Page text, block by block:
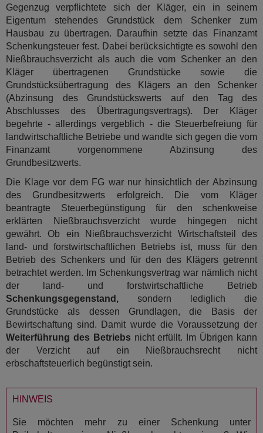
Gegenzug verpflichtete sich der Kläger, ein in seinem
Eigentum stehendes Grundstück dem Schenker zum
Hausbau zu übertragen. Daraufhin setzte das Finanzamt
Schenkungsteuer fest. Dabei berücksichtigte es sowohl den
Nießbrauchsverzicht als auch die vom Schenker an den
Kläger übertragenen Grundstücke sowie die
Grundstücksübertragung des Klägers an den Schenker
(Abzinsung des Grundstückswerts auf den Tag des
Abschlusses des Übertragungsvertrags). Der Kläger
begehrte - allerdings vergeblich - die Steuerbefreiung für
landwirtschaftliche Betriebe und wandte sich gegen die vom
Finanzamt vorgenommene Abzinsung des
Grundbesitzwerts.
Die Klage vor dem FG war nur hinsichtlich der Abzinsung
des Grundbesitzwerts erfolgreich. Die vom Kläger
beantragte Steuerbegünstigung für den schenkweise
erklärten Nießbrauchsverzicht wurde hingegen nicht
gewährt. Ob ein Nießbrauchsverzicht Wirtschaftsteil des
land- und forstwirtschaftlichen Betriebs ist, muss für den
Betrieb des Schenkers und für den des Klägers getrennt
betrachtet werden. Im Schenkungsvertrag war nämlich nicht
der land- und forstwirtschaftliche Betrieb
Schenkungsgegenstand, sondern lediglich die
Grundstücke als dessen Grundlagen, die Basis der
Bewirtschaftung sind. Damit wurde die Voraussetzung der
Weiterführung des Betriebs nicht erfüllt. Im Übrigen kann
der Verzicht auf ein Nießbrauchsrecht nicht
erbschaftsteuerlich begünstigt sein.
HINWEIS
Sie möchten mehr zu einer Schenkung unter